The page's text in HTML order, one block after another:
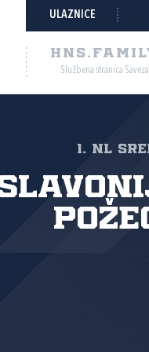
ULAZNICE
Službena stranica Saveza
1. NL